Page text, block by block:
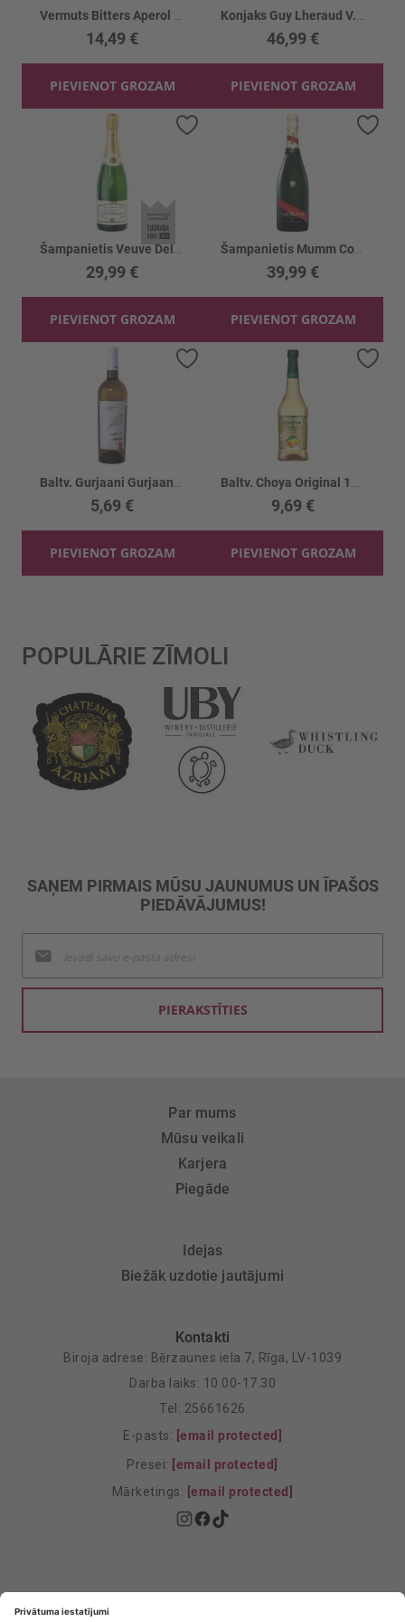
14,49 €
PIEVIENOT GROZAM
46,99 €
PIEVIENOT GROZAM
29,99 €
PIEVIENOT GROZAM
Pievienot vēlmju sarakstam
39,99 €
PIEVIENOT GROZAM
5,69 €
PIEVIENOT GROZAM
Pievienot vēlmju sarakstam
9,69 €
PIEVIENOT GROZAM
POPULĀRIE ZĪMOLI
SAŅEM PIRMAIS MŪSU JAUNUMUS UN ĪPAŠOS
PIEDĀVĀJUMUS!
jaunumu
saņemšanai:
PIERAKSTĪTIES
Par mums
Mūsu veikali
Karjera
Piegāde
Idejas
Biežāk uzdotie jautājumi
Kontakti
Biroja adrese: Bērzaunes iela 7, Rīga, LV-1039
Darba laiks: 10.00-17.30
Tel: 25661626
E-pasts: [email protected]
Presei: [email protected]
Mārketings: [email protected]